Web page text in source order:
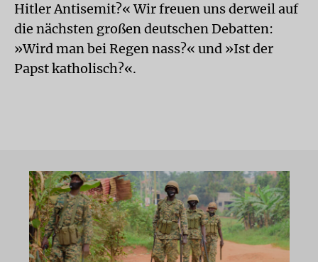
Hitler Antisemit?« Wir freuen uns derweil auf
die nächsten großen deutschen Debatten:
»Wird man bei Regen nass?« und »Ist der
Papst katholisch?«.